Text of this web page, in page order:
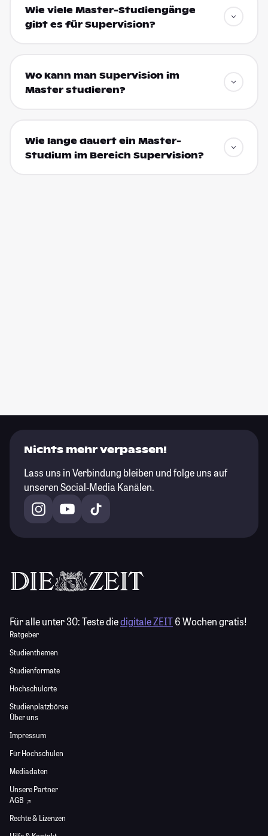
Wie viele Master-Studiengänge
gibt es für Supervision?
Wo kann man Supervision im
Master studieren?
Wie lange dauert ein Master-
Studium im Bereich Supervision?
Nichts mehr verpassen!
Lass uns in Verbindung bleiben und folge uns auf
unseren Social-Media Kanälen.
Für alle unter 30:Teste diedigitale ZEIT6 Wochen gratis!
Ratgeber
Studienthemen
Studienformate
Hochschulorte
Studienplatzbörse
Über uns
Impressum
Für Hochschulen
Mediadaten
Unsere Partner
AGB
Rechte & Lizenzen